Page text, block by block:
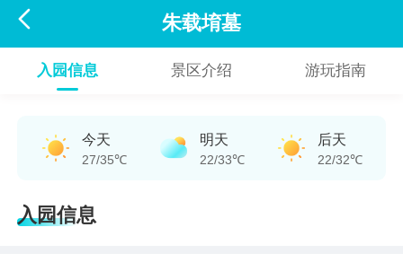
 朱载堉墓
入园信息 景区介绍 游玩指南
今天
27/35℃
明天
22/33℃
后天
22/32℃
入园信息